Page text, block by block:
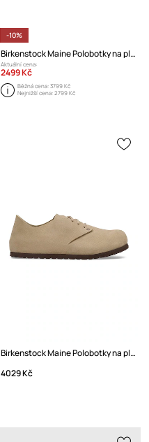
-10%
Birkenstock Maine Polobotky na plochém podpatku semišové
Aktuální cena:
2499 Kč
Běžná cena:3799 Kč
Nejnižší cena:2799 Kč
Birkenstock Maine Polobotky na plochém podpatku semišové
4029 Kč